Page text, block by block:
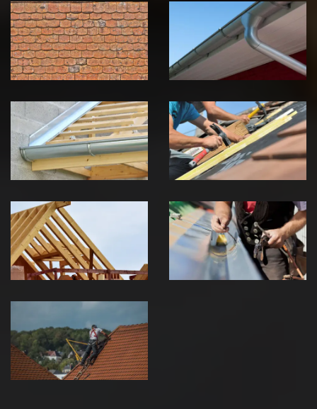
démoussage de
toiture 39
Jura
pose de
gouttière 39
Jura
Pose de
Chéneau 39
Jura
Réparation de
toiture 39
Jura
Traitement de
charpente 39
Jura
Travaux de
zinguerie 39
Jura
Urgence fuite
de toiture 39
Jura